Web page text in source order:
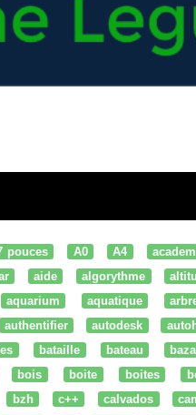
pouces A0 A4
aide algorythme
aquarium aquatique
authentifier autodesk
bataille bateau
bois boite boites
bzh c++ calvados